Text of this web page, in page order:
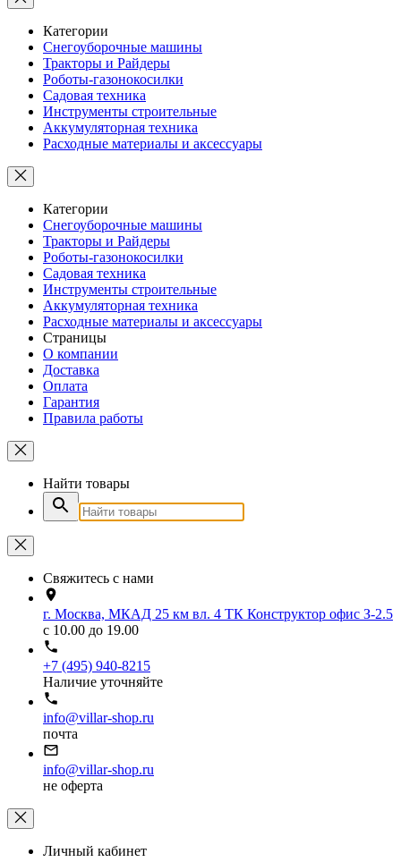
Категории
Снегоуборочные машины
Тракторы и Райдеры
Роботы-газонокосилки
Садовая техника
Инструменты строительные
Аккумуляторная техника
Расходные материалы и аксессуары
Категории
Снегоуборочные машины
Тракторы и Райдеры
Роботы-газонокосилки
Садовая техника
Инструменты строительные
Аккумуляторная техника
Расходные материалы и аксессуары
Страницы
О компании
Доставка
Оплата
Гарантия
Правила работы
Найти товары
Свяжитесь с нами
г. Москва, МКАД 25 км вл. 4 ТК Конструктор офис З-2.5
с 10.00 до 19.00
+7 (495) 940-8215
Наличие уточняйте
info@villar-shop.ru
почта
info@villar-shop.ru
не оферта
Личный кабинет